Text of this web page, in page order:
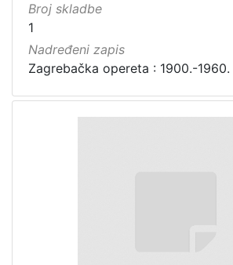
Broj skladbe
1
Nadređeni zapis
Zagrebačka opereta : 1900.-